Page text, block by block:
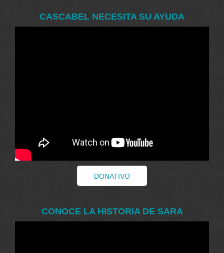
CASCABEL NECESITA SU AYUDA
DONATIVO
CONOCE LA HISTORIA DE SARA